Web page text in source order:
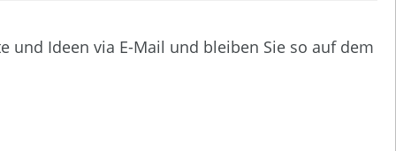
und Ideen via E-Mail und bleiben Sie so auf dem